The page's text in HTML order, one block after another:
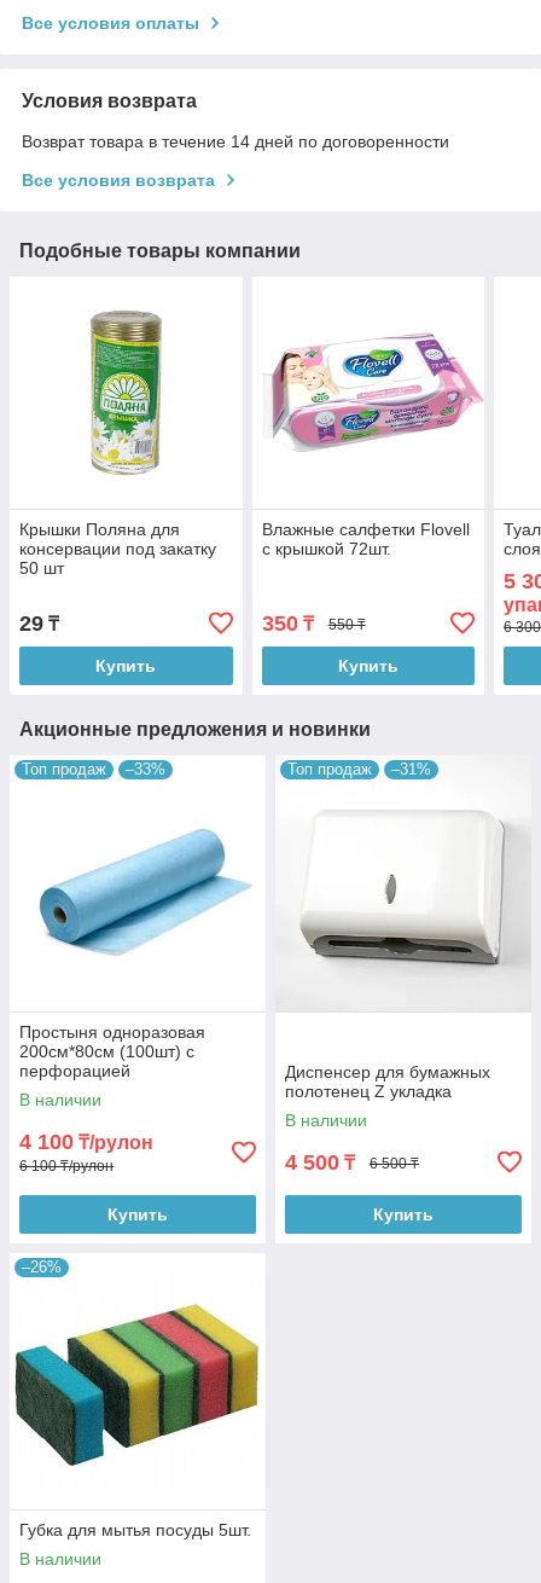
Все условия оплаты
Условия возврата
Возврат товара в течение 14 дней по договоренности
Все условия возврата
Подобные товары компании
Крышки Поляна для
консервации под закатку
50 шт
29 ₸
Купить
Влажные салфетки Flovell
с крышкой 72шт.
350₸ 550 ₸
Купить
5
6
Акционные предложения и новинки
Топ продаж –33%
Простыня одноразовая
200см*80см (100шт) с
перфорацией
В наличии
4 100 ₸/рулон
6 100 ₸/рулон
Купить
Топ продаж –31%
Диспенсер для бумажных
полотенец Z укладка
В наличии
4 500 ₸ 6 500 ₸
Купить
–26%
Губка для мытья посуды 5шт.
В наличии